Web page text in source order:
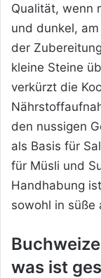
Qualität, wenn
und dunkel,
der
kleine Steine
verkürzt die
den nussigen
als Basis für
für Müsli und
Handhabung
sowohl in süße
was ist